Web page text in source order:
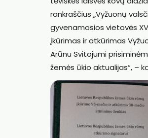
rankraščius „Vyžuonų
gyvenamosios vietovės
įkūrimas ir atkūrimas
Arūnu Svitojumi
žemės ūkio aktualijas“, –